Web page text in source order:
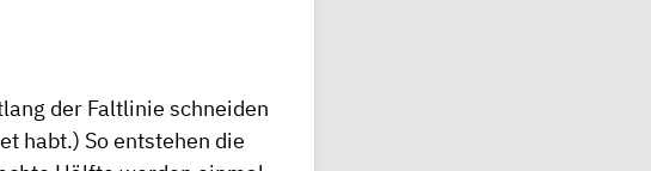
der Faltlinie schneiden
habt.) So entstehen die